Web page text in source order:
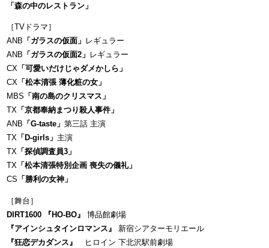
「森の中のレストラン」
［TVドラマ］
ANB 「ガラスの仮面」 レギュラー
ANB 「ガラスの仮面2」 レギュラー
CX 「可愛いだけじゃダメかしら」
CX 「松本清張 薄化粧の女」
MBS 「南の島のクリスマス」
TX 「京都奉納まつり殺人事件」
ANB 「G-taste」第三話 主演
TX 「D-girls」 主演
TX 「探偵調査員3」
TX 「松本清張特別企画 喪失の儀礼」
CS 「勝利の女神」
［舞台］
DIRT1600 『HO-BO』
博品館劇場
『アインシュタインロマンス』
新宿シアターモリエール
『狂恋デカダンス』
ヒロイン 下北沢駅前劇場